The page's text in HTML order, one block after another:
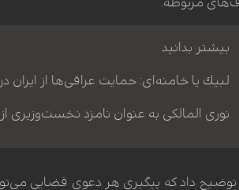
مربوطه.
بیشتر بدانید
لبیك يا خامنه‌ای: حمایت عراقی‌ها از ایران
نوری المالکی به عنوان نامزد
داد که پیگیری هر دعوی قضایی